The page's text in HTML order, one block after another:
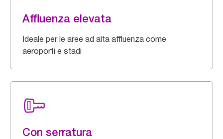
Affluenza elevata
Ideale per le aree ad alta affluenza come
aeroporti e stadi
Con serratura